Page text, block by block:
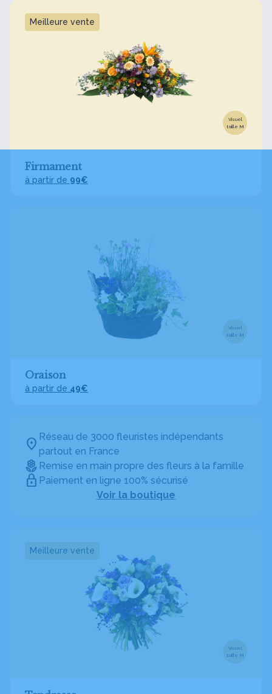
Réseau de 3000 fleuristes indépendants
partout en France
Remise en main propre des fleurs à la famille
Paiement en ligne 100% sécurisé
Voir la boutique
Meilleure vente
Visuel
taille M
Firmament
à partir de 99€
Visuel
taille M
Oraison
à partir de 49€
Meilleure vente
Visuel
taille M